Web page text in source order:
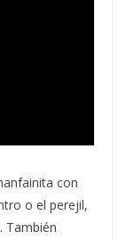
con
o el perejil,
También